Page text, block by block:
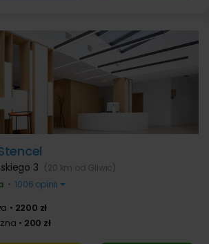
3 (20 km od Gliwic)
• 1006 opinii
2200 zł
200 zł